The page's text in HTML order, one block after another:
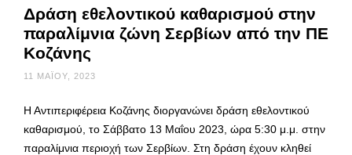
Δράση εθελοντικού καθαρισμού στην
παραλίμνια ζώνη Σερβίων από την ΠΕ
Κοζάνης
11 ΜΑΪ́ΟΥ, 2023
Η Αντιπεριφέρεια Κοζάνης διοργανώνει δράση εθελοντικού
καθαρισμού, το Σάββατο 13 Μαΐου 2023, ώρα 5:30 μ.μ. στην
παραλίμνια περιοχή των Σερβίων. Στη δράση έχουν κληθεί